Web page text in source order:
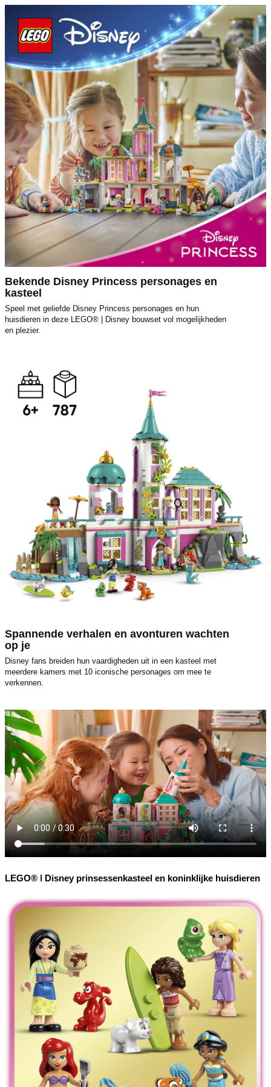
Bekende Disney Princess personages en
kasteel
Speel met geliefde Disney Princess personages en hun
huisdieren in deze LEGO® | Disney bouwset vol mogelijkheden
en plezier.
Spannende verhalen en avonturen wachten
op je
Disney fans breiden hun vaardigheden uit in een kasteel met
meerdere kamers met 10 iconische personages om mee te
verkennen.
LEGO® ǀ Disney prinsessenkasteel en koninklijke huisdieren